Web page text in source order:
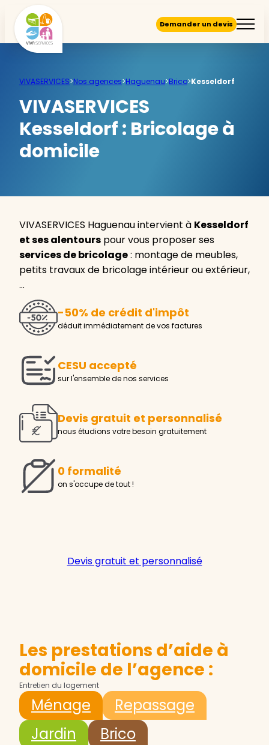
Demander un devis
VIVASERVICES>Nos agences>Haguenau>Brico>Kesseldorf
VIVASERVICES
Kesseldorf : Bricolage à
domicile
VIVASERVICES Haguenau intervient à Kesseldorf
et ses alentours pour vous proposer ses
services de bricolage: montage de meubles,
petits travaux de bricolage intérieur ou extérieur,
…
-50% de crédit d'impôt
déduit immédiatement de vos factures
CESU accepté
sur l'ensemble de nos services
Devis gratuit et personnalisé
nous étudions votre besoin gratuitement
0 formalité
on s'occupe de tout !
Devis gratuit et personnalisé
Les prestations d’aide à
domicile de l’agence :
Entretien du logement
Ménage
Repassage
Jardin
Brico